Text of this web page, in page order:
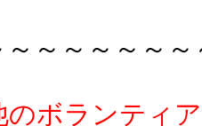
～～～～～～
のボランティ